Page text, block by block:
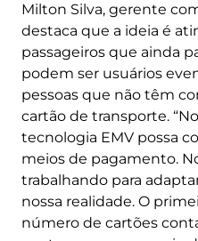
Milton Silva, gerente
destaca que a ideia é
passageiros que ainda
podem ser usuários
pessoas que não têm
cartão de transporte.
tecnologia EMV possa
meios de pagamento.
trabalhando para
nossa realidade. O
número de cartões